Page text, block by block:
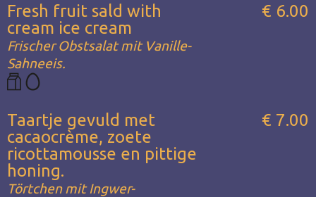
Fresh fruit sald with
cream ice cream
Frischer Obstsalat mit Vanille-
Sahneeis.
€ 6.00
Taartje gevuld met
cacaocrème, zoete
ricottamousse en pittige
honing.
Törtchen mit Ingwer-
€ 7.00